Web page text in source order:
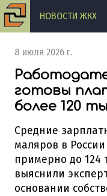
НОВОСТИ ЖКХ
8 июля 2026 г.
готовы
более 120
Средние
маляров в
примерно до 124
выяснили
основании